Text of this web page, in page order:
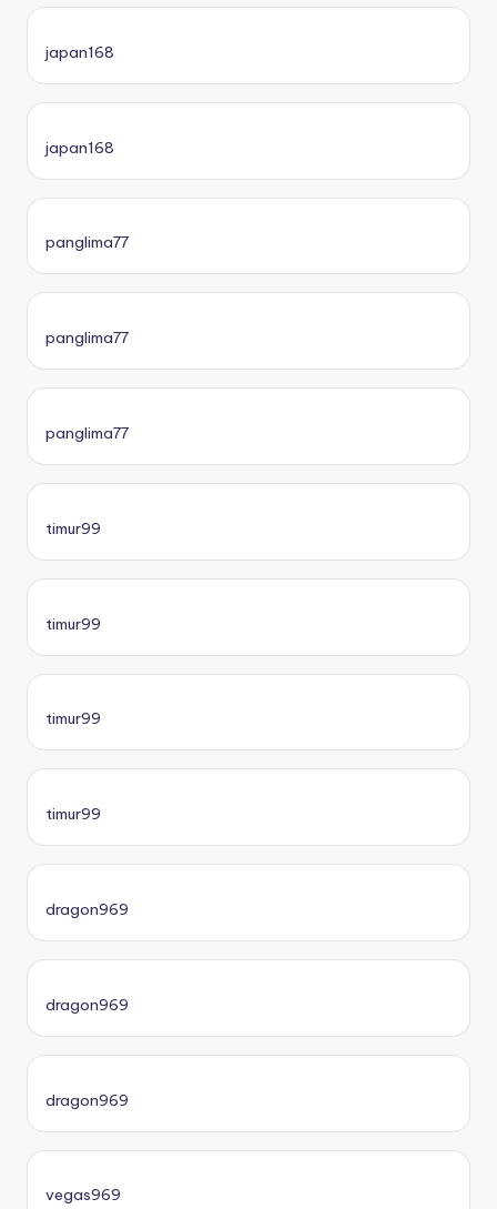
japan168
japan168
panglima77
panglima77
panglima77
timur99
timur99
timur99
timur99
dragon969
dragon969
dragon969
vegas969